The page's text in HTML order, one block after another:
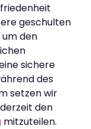
geschulten
den
sichere
des
setzen wir
den
mitzuteilen.